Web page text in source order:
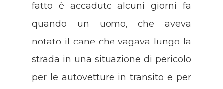
fatto è accaduto alcuni giorni fa
quando un uomo, che aveva
notato il cane che vagava lungo la
strada in una situazione di pericolo
per le autovetture in transito e per